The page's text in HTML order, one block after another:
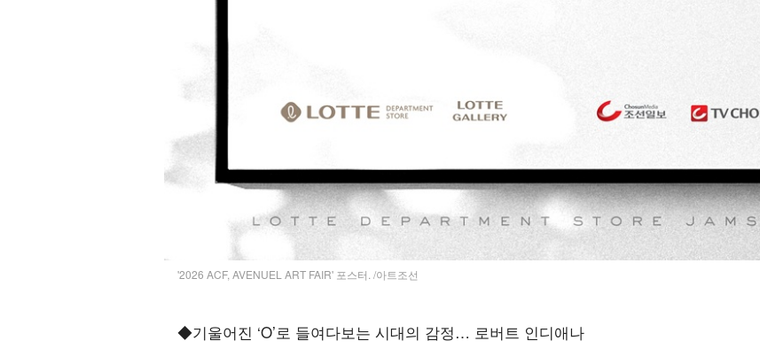
'2026 ACF, AVENUEL ART FAIR' 포스터. /아트조선
◆기울어진 ‘O’로 들여다보는 시대의 감정… 로버트 인디애나